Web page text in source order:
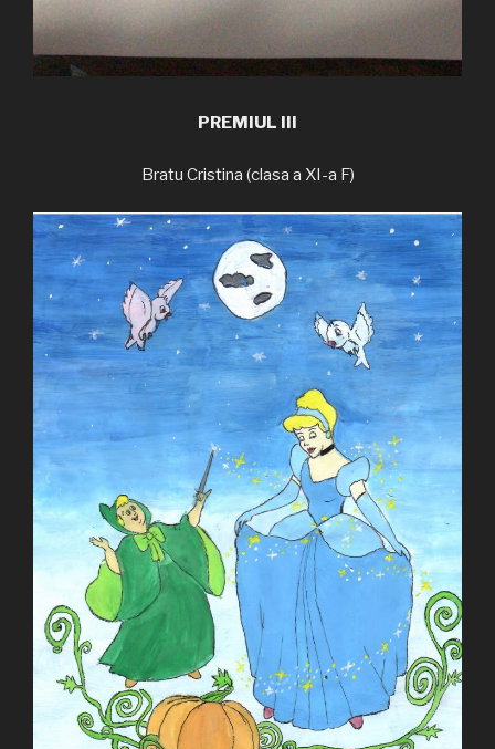
PREMIUL III
Bratu Cristina (clasa a XI-a F)